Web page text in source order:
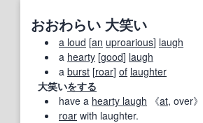
おおわらい 大笑い
a loud [an uproarious] laugh
a hearty [good] laugh
a burst [roar] of laughter
大笑いをする
have a hearty laugh 《at, over》
roar with laughter.